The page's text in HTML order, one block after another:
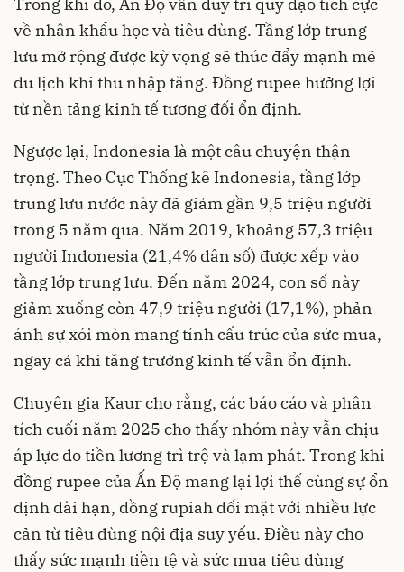
Trong khi đó, Ấn Độ vẫn duy trì quỹ đạo tích cực
về nhân khẩu học và tiêu dùng. Tầng lớp trung
lưu mở rộng được kỳ vọng sẽ thúc đẩy mạnh mẽ
du lịch khi thu nhập tăng. Đồng rupee hưởng lợi
từ nền tảng kinh tế tương đối ổn định.
Ngược lại, Indonesia là một câu chuyện thận
trọng. Theo Cục Thống kê Indonesia, tầng lớp
trung lưu nước này đã giảm gần 9,5 triệu người
trong 5 năm qua. Năm 2019, khoảng 57,3 triệu
người Indonesia (21,4% dân số) được xếp vào
tầng lớp trung lưu. Đến năm 2024, con số này
giảm xuống còn 47,9 triệu người (17,1%), phản
ánh sự xói mòn mang tính cấu trúc của sức mua,
ngay cả khi tăng trưởng kinh tế vẫn ổn định.
Chuyên gia Kaur cho rằng, các báo cáo và phân
tích cuối năm 2025 cho thấy nhóm này vẫn chịu
áp lực do tiền lương trì trệ và lạm phát. Trong khi
đồng rupee của Ấn Độ mang lại lợi thế cùng sự ổn
định dài hạn, đồng rupiah đối mặt với nhiều lực
cản từ tiêu dùng nội địa suy yếu. Điều này cho
thấy sức mạnh tiền tệ và sức mua tiêu dùng